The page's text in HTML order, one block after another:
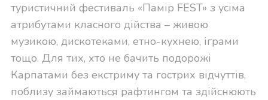
туристичний фестиваль «Памір FEST» з усіма
атрибутами класного дійства – живою
музикою, дискотеками, етно-кухнею, іграми
тощо. Для тих, хто не бачить подорожі
Карпатами без екстриму та гострих відчуттів,
поблизу займаються рафтингом та здійснюють